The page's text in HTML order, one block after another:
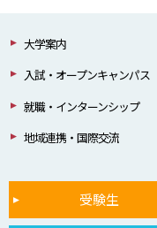
大学案内
入試・オープンキャンパス
就職・インターンシップ
地域連携・国際交流
受験生